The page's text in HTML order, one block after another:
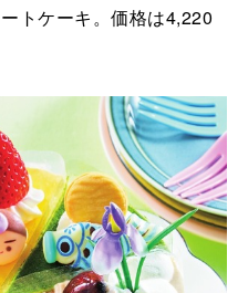
トケーキ。価格は4,220